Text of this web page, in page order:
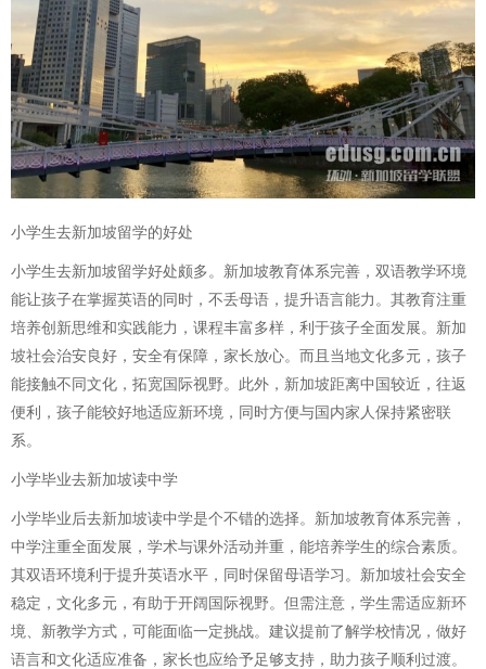
小学生去新加坡留学的好处
小学生去新加坡留学好处颇多。新加坡教育体系完善，双语教学环境
能让孩子在掌握英语的同时，不丢母语，提升语言能力。其教育注重
培养创新思维和实践能力，课程丰富多样，利于孩子全面发展。新加
坡社会治安良好，安全有保障，家长放心。而且当地文化多元，孩子
能接触不同文化，拓宽国际视野。此外，新加坡距离中国较近，往返
便利，孩子能较好地适应新环境，同时方便与国内家人保持紧密联
系。
小学毕业去新加坡读中学
小学毕业后去新加坡读中学是个不错的选择。新加坡教育体系完善，
中学注重全面发展，学术与课外活动并重，能培养学生的综合素质。
其双语环境利于提升英语水平，同时保留母语学习。新加坡社会安全
稳定，文化多元，有助于开阔国际视野。但需注意，学生需适应新环
境、新教学方式，可能面临一定挑战。建议提前了解学校情况，做好
语言和文化适应准备，家长也应给予足够支持，助力孩子顺利过渡。